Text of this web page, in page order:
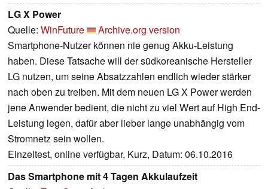
LG X Power
Quelle: WinFuture
Archive.org version
Smartphone-Nutzer können nie genug Akku-Leistung
haben. Diese Tatsache will der südkoreanische Hersteller
LG nutzen, um seine Absatzzahlen endlich wieder stärker
nach oben zu treiben. Mit dem neuen LG X Power werden
jene Anwender bedient, die nicht zu viel Wert auf High End-
Leistung legen, dafür aber lieber lange unabhängig vom
Stromnetz sein wollen.
Einzeltest, online verfügbar, Kurz, Datum: 06.10.2016
Das Smartphone mit 4 Tagen Akkulaufzeit